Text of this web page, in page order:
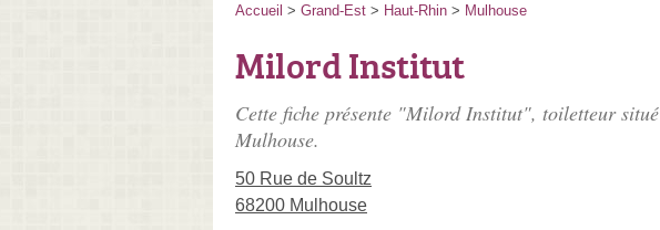
Accueil > Grand-Est > Haut-Rhin > Mulhouse
Milord Institut
Cette fiche présente "Milord Institut", toiletteur situé
Mulhouse.
50 Rue de Soultz
68200 Mulhouse